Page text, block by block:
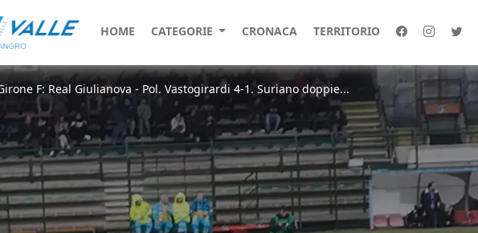
HOME CATEGORIE CRONACA TERRITORIO
F: Real Giulianova - Pol. Vastogirardi 4-1. Suriano doppie...